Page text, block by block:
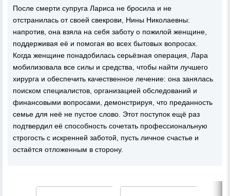
После смерти супруга Лариса не бросила и не
отстранилась от своей свекрови, Нины Николаевны:
напротив, она взяла на себя заботу о пожилой женщине,
поддерживая её и помогая во всех бытовых вопросах.
Когда женщине понадобилась серьёзная операция, Лара
мобилизовала все силы и средства, чтобы найти лучшего
хирурга и обеспечить качественное лечение: она занялась
поиском специалистов, организацией обследований и
финансовыми вопросами, демонстрируя, что преданность
семье для неё не пустое слово. Этот поступок ещё раз
подтвердил её способность сочетать профессиональную
строгость с искренней заботой, пусть личное счастье и
остаётся отложенным в сторону.